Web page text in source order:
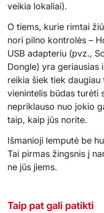
veikia lokaliai).
O tiems, kurie rimtai
nori pilno kontrolės –
USB adapteriu (pvz.,
Dongle) yra geriausias
reikia šiek tiek
vienintelis būdas turėti
nepriklauso nuo jokio
taip, kaip jūs norite.
Išmanioji lemputė be
Tai pirmas žingsnis į
ne jūs jiems.
Taip pat gali patikti